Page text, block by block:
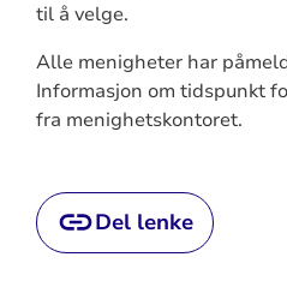
til å velge.
Alle menigheter har
Informasjon om tidspunkt
fra menighetskontoret.
Del lenke